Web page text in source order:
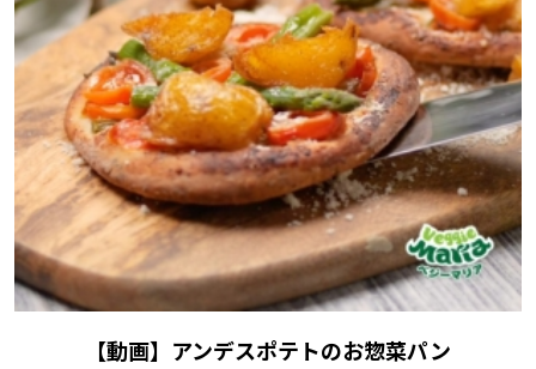
【動画】アンデスポテトのお惣菜パン